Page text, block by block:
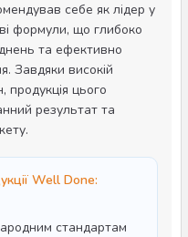
себе як лідер у
формули, що глибоко
та ефективно
Завдяки високій
продукція цього
результат та
Well Done:
стандартам